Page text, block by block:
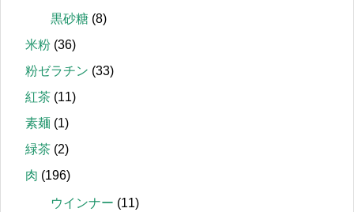
黒砂糖 (8)
米粉 (36)
粉ゼラチン (33)
紅茶 (11)
素麺 (1)
緑茶 (2)
肉 (196)
ウインナー (11)